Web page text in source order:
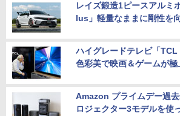
レイズ鍛造1ピースアルミ
lus」軽量なままに剛性を
ハイグレードテレビ「
色彩美で映画＆ゲームが極
Amazon プライムデー過
ロジェクター3モデルを使